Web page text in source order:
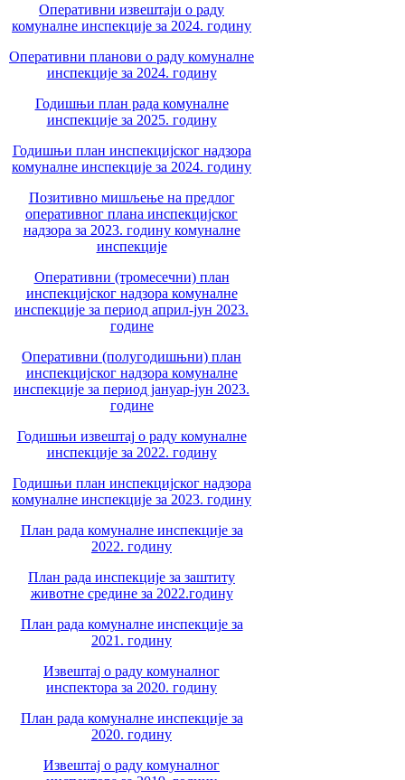
Оперативни извештаји о раду
комуналне инспекције за 2024. годину
Оперативни планови о раду комуналне
инспекције за 2024. годину
Годишњи план рада комуналне
инспекције за 2025. годину
Годишњи план инспекцијског надзора
комуналне инспекције за 2024. годину
Позитивно мишљење на предлог
оперативног плана инспекцијског
надзора за 2023. годину комуналне
инспекције
Оперативни (тромесечни) план
инспекцијског надзора комуналне
инспекције за период април-јун 2023.
године
Оперативни (полугодишњни) план
инспекцијског надзора комуналне
инспекције за период јануар-јун 2023.
године
Годишњи извештај о раду комуналне
инспекције за 2022. годину
Годишњи план инспекцијског надзора
комуналне инспекције за 2023. годину
План рада комуналне инспекције за
2022. годину
План рада инспекције за заштиту
животне средине за 2022.годину
План рада комуналне инспекције за
2021. годину
Извештај о раду комуналног
инспектора за 2020. годину
План рада комуналне инспекције за
2020. годину
Извештај о раду комуналног